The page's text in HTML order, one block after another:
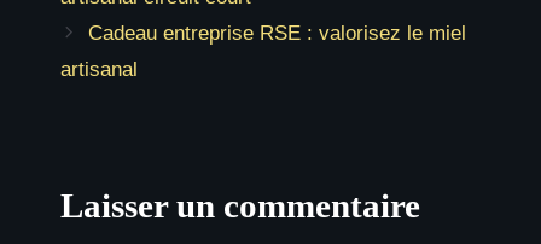
Cadeau entreprise RSE : valorisez le miel
artisanal
Laisser un commentaire